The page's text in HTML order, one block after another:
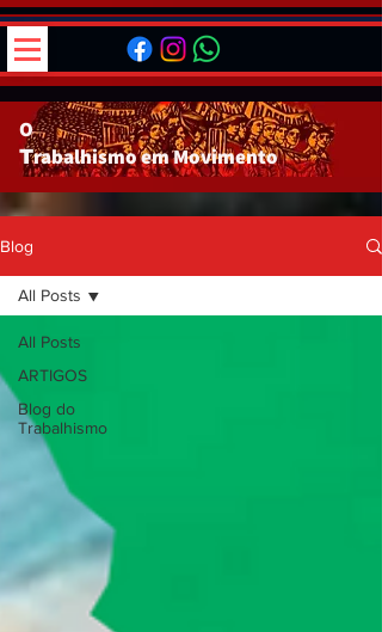
O
Trabalhismo emMovimento
Blog
All Posts
ARTIGOS
Blog do
Trabalhismo
All Posts